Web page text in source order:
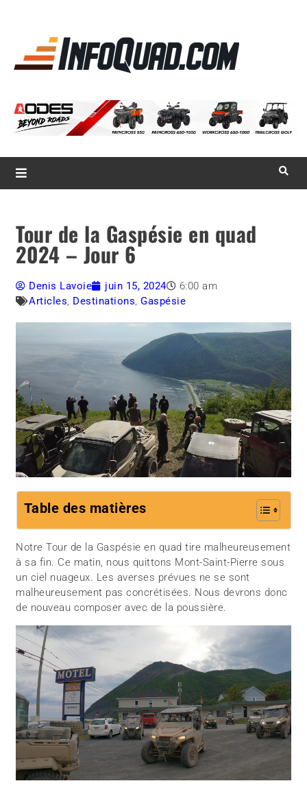
Magazine InfoQuad.com
Tour de la Gaspésie en quad
2024 – Jour 6
Denis Lavoie juin 15, 2024
6:00 am
Articles, Destinations,Gaspésie
Table des matières
Notre Tour de la Gaspésie en quad tire malheureusement
à sa fin. Ce matin, nous quittons Mont-Saint-Pierre sous
un ciel nuageux. Les averses prévues ne se sont
malheureusement pas concrétisées. Nous devrons donc
de nouveau composer avec de la poussière.